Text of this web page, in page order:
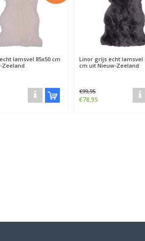
lamsvel 85x50 cm
Zeeland
Linor grijs echt lamsvel
cm uit Nieuw-Zeeland
€99,95
€78,95